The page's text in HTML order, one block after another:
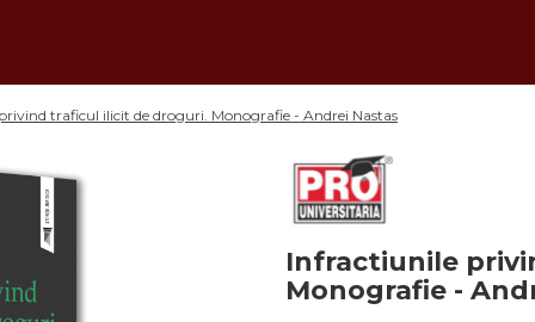
traficul ilicit de droguri. Monografie - Andrei Nastas
Infractiunile
Monografie -